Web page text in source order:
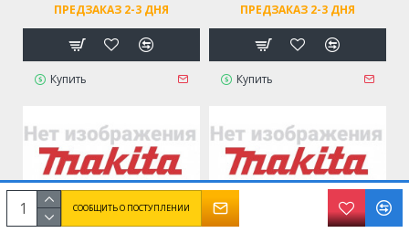
СООБЩИТЬ О ПОСТУПЛЕНИИ
ПРЕДЗАКАЗ 2-3 ДНЯ
Купить
ПРЕДЗАКАЗ 2-3 ДНЯ
Купить